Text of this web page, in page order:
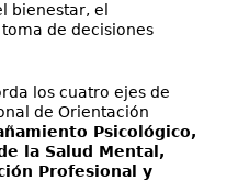
bienestar, el
de decisiones
los cuatro ejes de
de Orientación
Psicológico,
la Salud Mental,
Profesional y